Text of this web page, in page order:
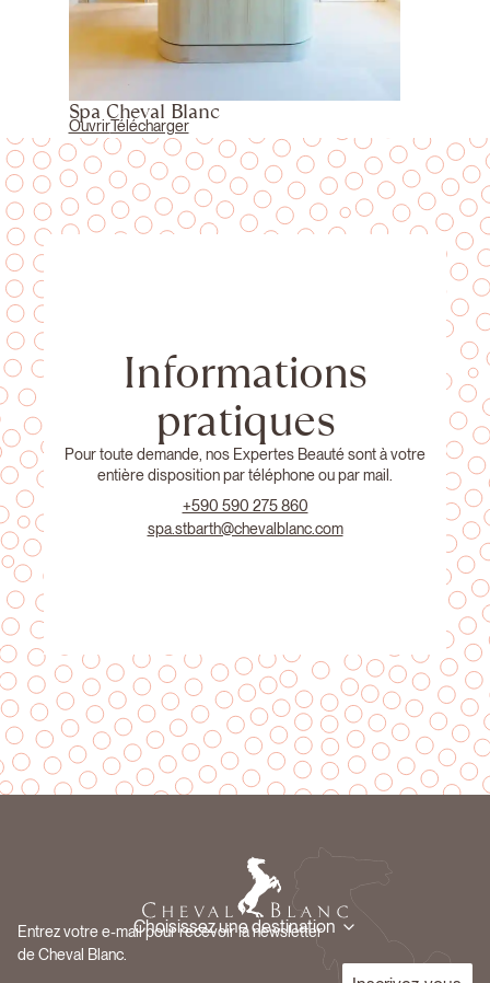
Spa Cheval Blanc
OuvrirTélécharger
Informations
pratiques
Pour toute demande, nos Expertes Beauté sont à votre
entière disposition par téléphone ou par mail.
+590 590 275 860
spa.stbarth@chevalblanc.com
Choisissez une destination
Entrez votre e-mail pour recevoir la newsletter
de Cheval Blanc.